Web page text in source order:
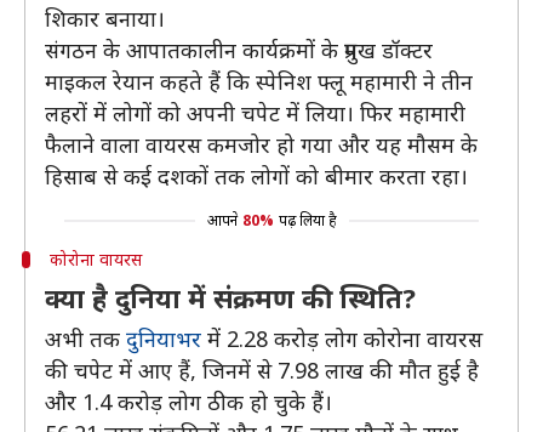
शिकार बनाया।
संगठन के आपातकालीन कार्यक्रमों के प्रमुख डॉक्टर
माइकल रेयान कहते हैं कि स्पेनिश फ्लू महामारी ने तीन
लहरों में लोगों को अपनी चपेट में लिया। फिर महामारी
फैलाने वाला वायरस कमजोर हो गया और यह मौसम के
हिसाब से कई दशकों तक लोगों को बीमार करता रहा।
आपने 80% पढ़ लिया है
कोरोना वायरस
क्या है दुनिया में संक्रमण की स्थिति?
अभी तक दुनियाभर में 2.28 करोड़ लोग कोरोना वायरस
की चपेट में आए हैं, जिनमें से 7.98 लाख की मौत हुई है
और 1.4 करोड़ लोग ठीक हो चुके हैं।